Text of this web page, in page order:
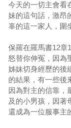
今天的一切主會看
妹的這句話，激昂
辜的這一家人，圍
保羅在羅馬書12章
怒替你伸冤，因為
姊妹切身經歷的後
的結果，有一些後
因為對主的信靠，
及的小男孩，因著
還成為一位服事主